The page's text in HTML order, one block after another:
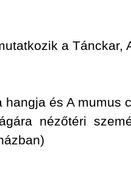
a Tánckar,
hangja és A mumus
nézőtéri